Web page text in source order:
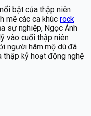
bật của thập niên
mẽ các ca khúc rock
sự nghiệp, Ngọc Ánh
vào cuối thập niên
người hâm mộ dù đã
thập kỷ hoạt động nghệ